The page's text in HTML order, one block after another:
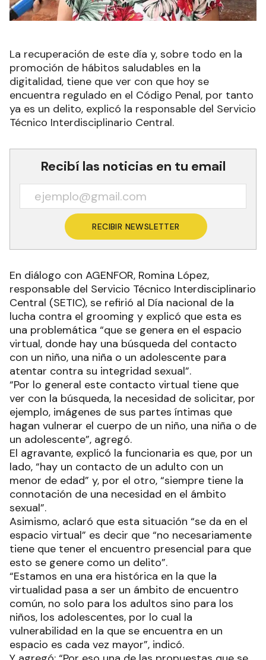
La recuperación de este día y, sobre todo en la
promoción de hábitos saludables en la
digitalidad, tiene que ver con que hoy se
encuentra regulado en el Código Penal, por tanto
ya es un delito, explicó la responsable del Servicio
Técnico Interdisciplinario Central.
Recibí las noticias en tu email
RECIBIR NEWSLETTER
En diálogo con AGENFOR, Romina López,
responsable del Servicio Técnico Interdisciplinario
Central (SETIC), se refirió al Día nacional de la
lucha contra el grooming y explicó que esta es
una problemática “que se genera en el espacio
virtual, donde hay una búsqueda del contacto
con un niño, una niña o un adolescente para
atentar contra su integridad sexual”.
“Por lo general este contacto virtual tiene que
ver con la búsqueda, la necesidad de solicitar, por
ejemplo, imágenes de sus partes íntimas que
hagan vulnerar el cuerpo de un niño, una niña o de
un adolescente”, agregó.
El agravante, explicó la funcionaria es que, por un
lado, “hay un contacto de un adulto con un
menor de edad” y, por el otro, “siempre tiene la
connotación de una necesidad en el ámbito
sexual”.
Asimismo, aclaró que esta situación “se da en el
espacio virtual” es decir que “no necesariamente
tiene que tener el encuentro presencial para que
esto se genere como un delito”.
“Estamos en una era histórica en la que la
virtualidad pasa a ser un ámbito de encuentro
común, no solo para los adultos sino para los
niños, los adolescentes, por lo cual la
vulnerabilidad en la que se encuentra en un
espacio es cada vez mayor”, indicó.